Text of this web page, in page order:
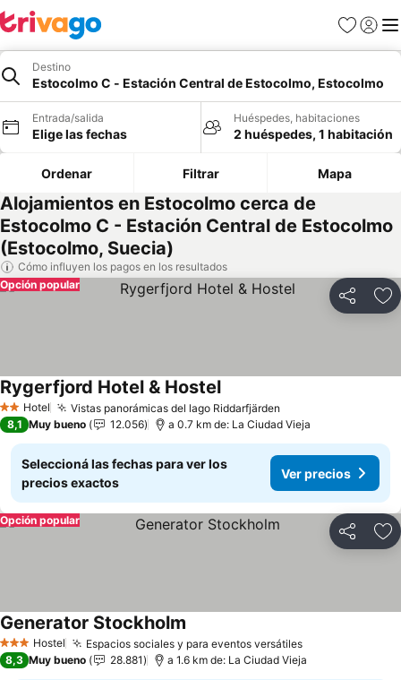
Favoritos
Iniciar
Destino
Estocolmo C - Estación Central de Estocolmo, Estocolmo
Entrada/salida
Elige las fechas
Huéspedes, habitaciones
2 huéspedes, 1 habitación
Ordenar Filtrar Mapa
Alojamientos en Estocolmo cerca de
Estocolmo C - Estación Central de Estocolmo
(Estocolmo, Suecia)
Cómo influyen los pagos en los resultados
Compartir
Opción popular
2 Estrellas
Hotel Vistas panorámicas del lago Riddarfjärden
Rygerfjord Hotel & Hostel
8,1 Muy bueno 12.056 a 0.7 km de: La Ciudad Vieja
Seleccioná las fechas para ver los
precios exactos
Ver precios
Compartir
Opción popular
3 EstrellasHostel Espacios sociales y para eventos versátiles
Generator Stockholm
8,3 Muy bueno 28.881 a 1.6 km de: La Ciudad Vieja